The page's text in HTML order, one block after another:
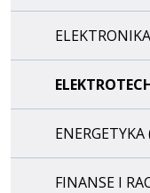
FINANSE I